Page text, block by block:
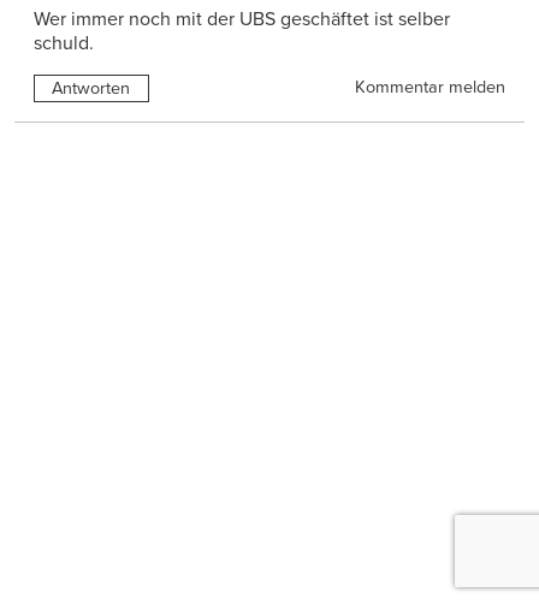
Wer immer noch mit der UBS geschäftet ist selber
schuld.
Antworten Kommentar melden